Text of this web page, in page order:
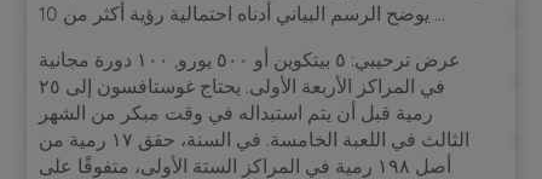
يوضح الرسم البياني أدناه احتمالية رؤية أكثر من 10 …
عرض ترحيبي: ٥ بيتكوين أو ٥٠٠ يورو, ١٠٠ دورة مجانية
في المراكز الأربعة الأولى. يحتاج غوستافسون إلى ٢٥
رمية قبل أن يتم استبداله في وقت مبكر من الشهر
الثالث في اللعبة الخامسة. في السنة، حقق ١٧ رمية من
أصل ١٩٨ رمية في المراكز الستة الأولى، متفوقًا على